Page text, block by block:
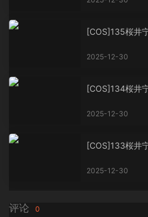
[COS]135桜井
2025-12-30
[COS]134桜井
2025-12-30
[COS]133桜井
2025-12-30
评论 0